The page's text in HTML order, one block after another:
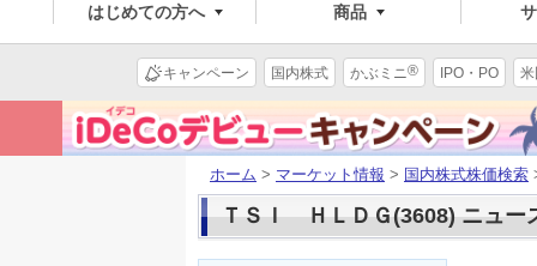
はじめての方へ 商品
キャンペーン 国内株式 かぶミニ® IPO・PO
ホーム > マーケット情報 > 国内株式株価検索
ＴＳＩ ＨＬＤＧ(3608) ニュー